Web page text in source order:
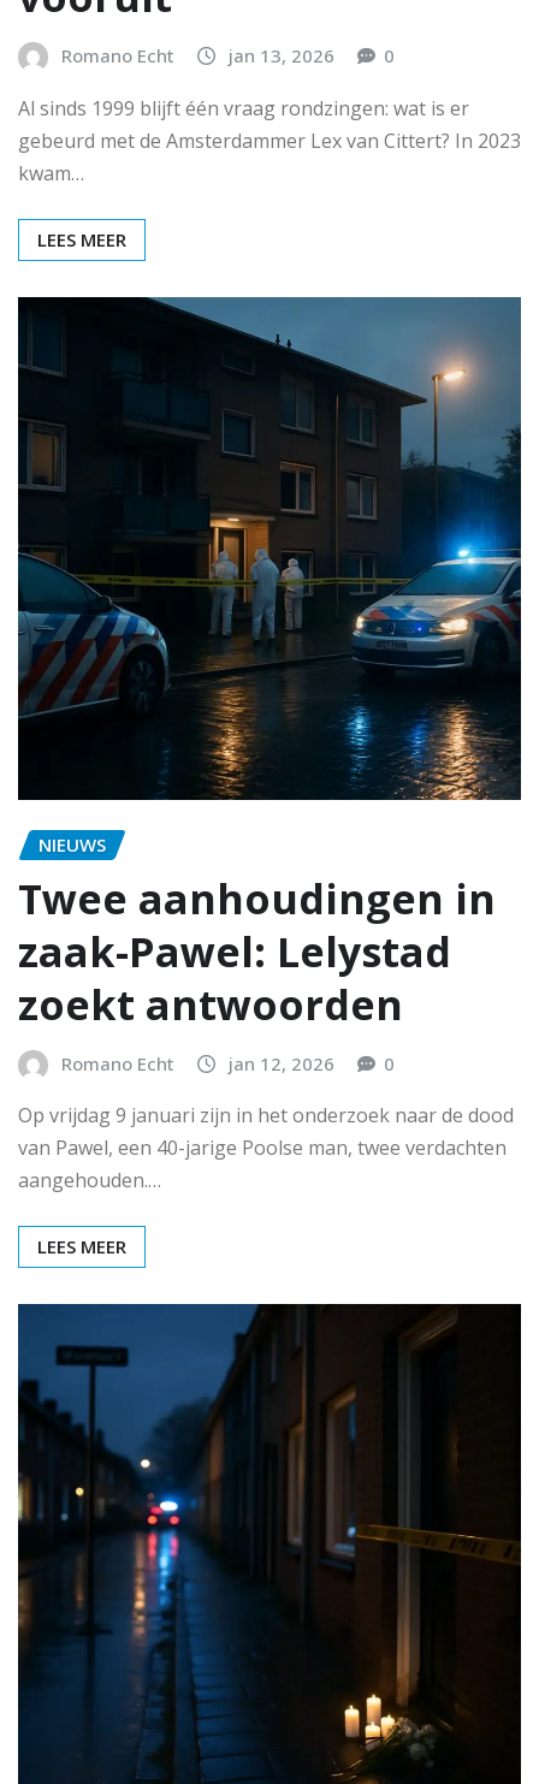
Romano Echt jan 13, 2026 0
Al sinds 1999 blijft één vraag rondzingen: wat is er
gebeurd met de Amsterdammer Lex van Cittert? In 2023
kwam…
LEES MEER
NIEUWS
Twee aanhoudingen in
zaak-Pawel: Lelystad
zoekt antwoorden
Romano Echt jan 12, 2026 0
Op vrijdag 9 januari zijn in het onderzoek naar de dood
van Pawel, een 40-jarige Poolse man, twee verdachten
aangehouden.…
LEES MEER